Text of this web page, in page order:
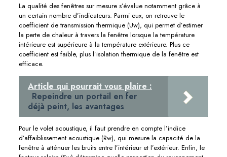
La qualité des fenêtres sur mesure s’évalue notamment grâce à
un certain nombre d’indicateurs. Parmi eux, on retrouve le
coefficient de transmission thermique (Uw), qui permet d’estimer
la perte de chaleur à travers la fenêtre lorsque la température
intérieure est supérieure à la température extérieure. Plus ce
coefficient est faible, plus l’isolation thermique de la fenêtre est
efficace.
Article qui pourrait vous plaire :
Repeindre un portail en fer
déjà peint, les avantages
Pour le volet acoustique, il faut prendre en compte l’indice
d’affaiblissement acoustique (Rw), qui mesure la capacité de la
fenêtre à atténuer les bruits entre l’intérieur et l’extérieur. Enfin, le